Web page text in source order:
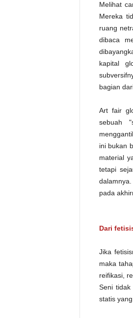
Melihat
Mereka
ruang
dibaca
kapital
bagian
Art fair
sebuah
ini bukan
material
tetapi
pada
Dari
Jika
maka
reifikasi,
Seni
statis